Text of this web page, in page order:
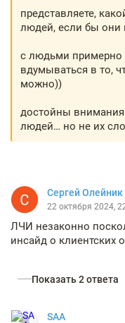
представляете,
людей, если бы они
с людьми примерно
вдумываться в то,
можно))
достойны
людей… но не их
Сергей Олейник
22 октября 2024,
ЛЧИ незаконно
инсайд о клиентских
Показать 2 ответа
SAA